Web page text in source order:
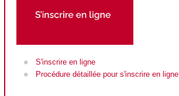
S'inscrire en ligne
Procédure détaillée pour s'inscrire en ligne